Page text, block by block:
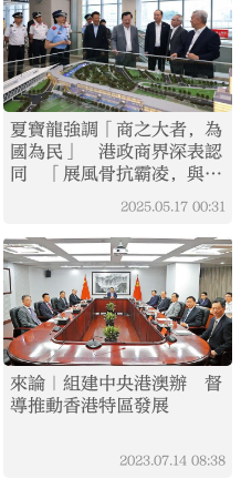
夏寶龍強調「商之大者，為
國為民」 港政商界深表認
同 「展風骨抗霸凌，與祖
2025.05.17 00:31
來論｜組建中央港澳辦 督
導推動香港特區發展
2023.07.14 08:38